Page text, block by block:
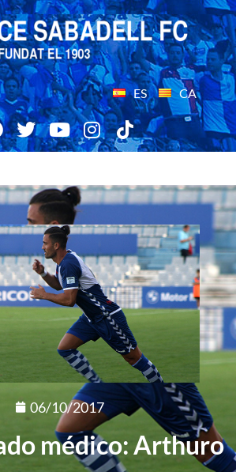
ES CA
06/10/2017
médico: Arthuro